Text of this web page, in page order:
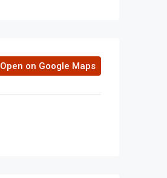
Open on Google Maps